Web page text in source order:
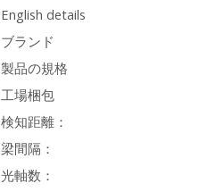
English details
ブランド
製品の規格
工場梱包
検知距離：
梁間隔：
光軸数：